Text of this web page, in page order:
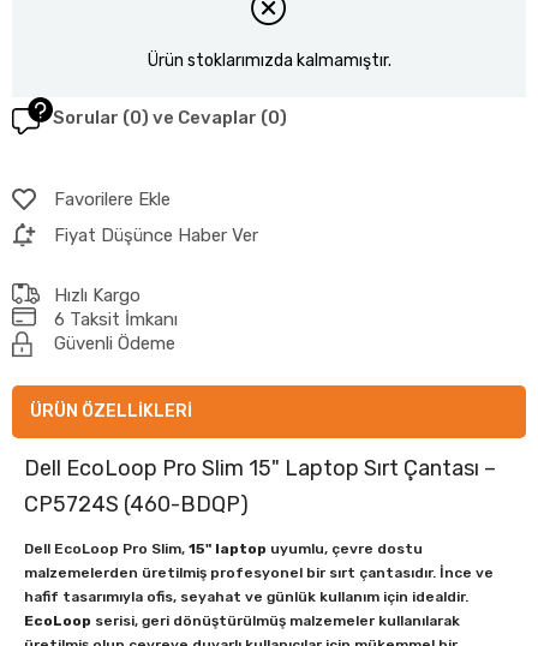
Ürün stoklarımızda kalmamıştır.
Sorular (0) ve Cevaplar (0)
Favorilere Ekle
Fiyat Düşünce Haber Ver
Hızlı Kargo
6 Taksit İmkanı
Güvenli Ödeme
ÜRÜN ÖZELLIKLERI
Dell EcoLoop Pro Slim 15" Laptop Sırt Çantası –
CP5724S (460-BDQP)
Dell EcoLoop Pro Slim, 15" laptop uyumlu, çevre dostu
malzemelerden üretilmiş profesyonel bir sırt çantasıdır. İnce ve
hafif tasarımıyla ofis, seyahat ve günlük kullanım için idealdir.
EcoLoop serisi, geri dönüştürülmüş malzemeler kullanılarak